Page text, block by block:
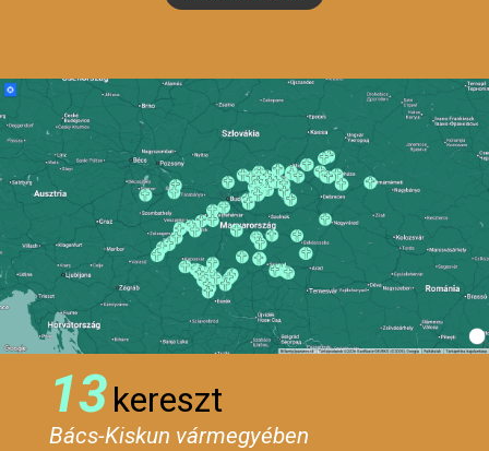
13kereszt
Bács-Kiskun vármegyében